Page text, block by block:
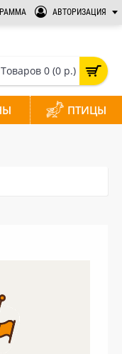
АВТОРИЗАЦИЯ
Товаров 0 (0 р.)
ПТИЦЫ